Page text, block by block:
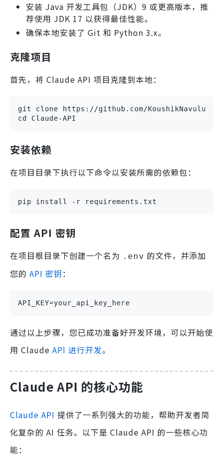
安装 Java 开发工具包（JDK）9 或更高版本，推
荐使用 JDK 17 以获得最佳性能。
确保本地安装了 Git 和 Python 3.x。
克隆项目
首先，将 Claude API 项目克隆到本地：
git clone https://github.com/KoushikNavuluri/
cd Claude-API
安装依赖
在项目目录下执行以下命令以安装所需的依赖包：
pip install -r requirements.txt
配置 API 密钥
在项目根目录下创建一个名为 .env 的文件，并添加
您的 API 密钥：
API_KEY=your_api_key_here
通过以上步骤，您已成功准备好开发环境，可以开始使
用 Claude API 进行开发。
Claude API 的核心功能
Claude API 提供了一系列强大的功能，帮助开发者简
化复杂的 AI 任务。以下是 Claude API 的一些核心功
能：